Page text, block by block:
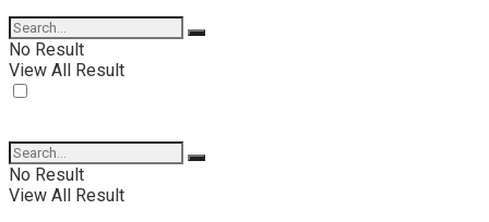
No Result
View All Result
No Result
View All Result